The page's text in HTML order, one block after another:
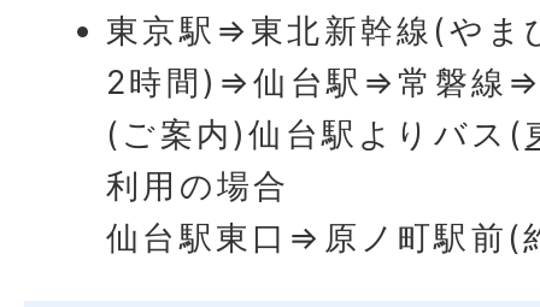
東京駅⇒東北新幹線(やま
2時間)⇒仙台駅⇒常磐線
(ご案内)仙台駅よりバス(
利用の場合
仙台駅東口⇒原ノ町駅前(